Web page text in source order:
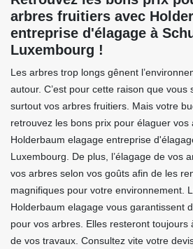
arbres fruitiers avec
entreprise d'élagage à
Luxembourg !
Les arbres trop longs gênent
autour. C’est pour cette raison que vous
surtout vos arbres fruitiers. Mais votre
retrouvez les bons prix pour élaguer vos
Holderbaum elagage entreprise
Luxembourg. De plus, l’élagage de vos
vos arbres selon vos goûts afin de les
magnifiques pour votre environnement.
Holderbaum elagage vous garantissent
pour vos arbres. Elles resteront toujours
de vos travaux. Consultez vite votre